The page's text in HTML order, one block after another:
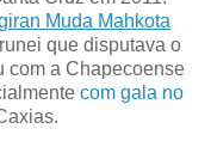
Muda Mahkota
que disputava o
com a Chapecoense
com gala no